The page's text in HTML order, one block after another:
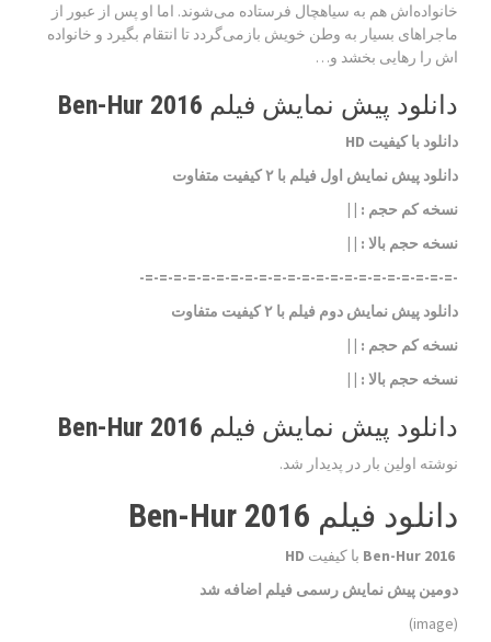
خانواده‌اش هم به سیاهچال فرستاده می‌شوند. اما او پس از عبور از
ماجراهای بسیار به وطن خویش بازمی‌گردد تا انتقام بگیرد و خانواده
اش را رهایی بخشد و…
دانلود پیش نمایش فیلم Ben-Hur 2016
دانلود با کیفیت HD
دانلود پیش نمایش اول فیلم با ۲ کیفیت متفاوت
نسخه کم حجم : | |
نسخه حجم بالا : | |
-=-=-=-=-=-=-=-=-=-=-=-=-=-=-=-=-=-=-=-=-=-=-
دانلود پیش نمایش دوم فیلم با ۲ کیفیت متفاوت
نسخه کم حجم : | |
نسخه حجم بالا : | |
دانلود پیش نمایش فیلم Ben-Hur 2016
نوشته اولین بار در پدیدار شد.
دانلود فیلم Ben-Hur 2016
Ben-Hur 2016 با کیفیت HD
دومین پیش نمایش رسمی فیلم اضافه شد
(image)